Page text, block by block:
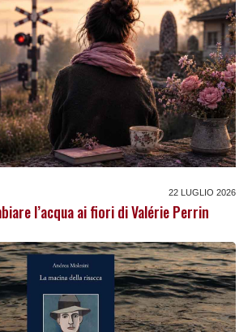
22 LUGLIO 2026
l’acqua ai fiori di Valérie Perrin